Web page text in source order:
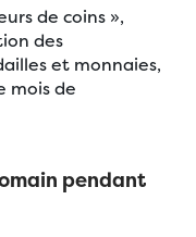
de coins »,
des
et monnaies,
mois de
pendant